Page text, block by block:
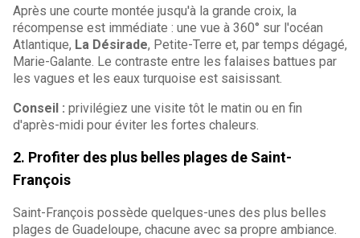
Après une courte montée jusqu'à la grande croix, la
récompense est immédiate : une vue à 360° sur l'océan
Atlantique, La Désirade, Petite-Terre et, par temps dégagé,
Marie-Galante. Le contraste entre les falaises battues par
les vagues et les eaux turquoise est saisissant.
Conseil : privilégiez une visite tôt le matin ou en fin
d'après-midi pour éviter les fortes chaleurs.
2. Profiter des plus belles plages de Saint-
François
Saint-François possède quelques-unes des plus belles
plages de Guadeloupe, chacune avec sa propre ambiance.